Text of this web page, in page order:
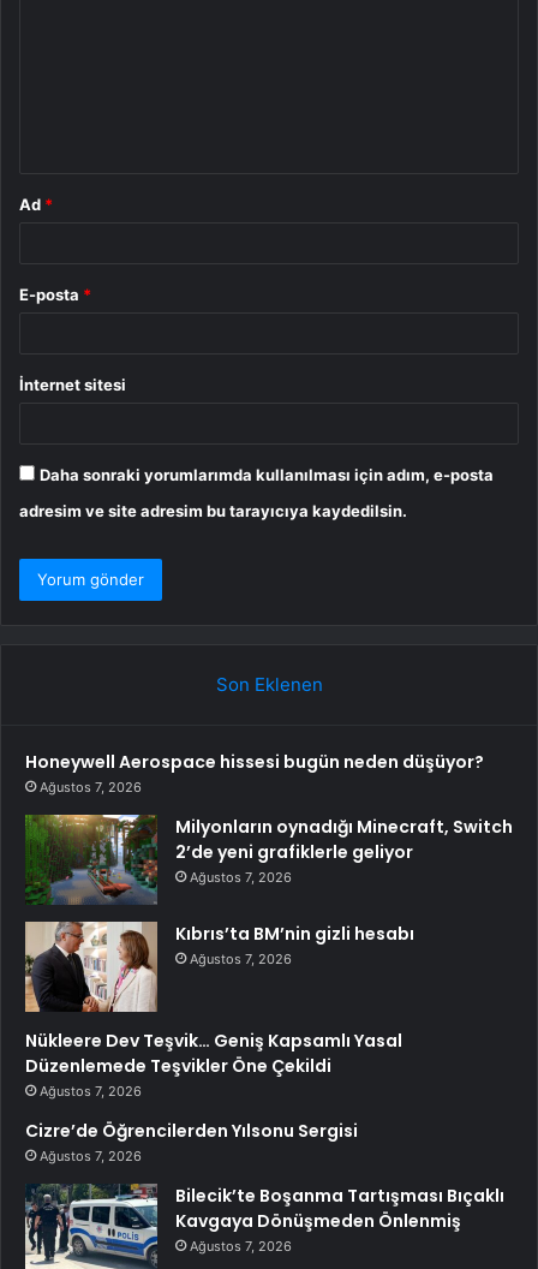
Ad *
E-posta *
İnternet sitesi
Daha sonraki yorumlarımda kullanılması için adım, e-posta
adresim ve site adresim bu tarayıcıya kaydedilsin.
Son Eklenen
Honeywell Aerospace hissesi bugün neden düşüyor?
Ağustos 7, 2026
Milyonların oynadığı Minecraft, Switch
2’de yeni grafiklerle geliyor
Ağustos 7, 2026
Kıbrıs’ta BM’nin gizli hesabı
Ağustos 7, 2026
Nükleere Dev Teşvik… Geniş Kapsamlı Yasal
Düzenlemede Teşvikler Öne Çekildi
Ağustos 7, 2026
Cizre’de Öğrencilerden Yılsonu Sergisi
Ağustos 7, 2026
Bilecik’te Boşanma Tartışması Bıçaklı
Kavgaya Dönüşmeden Önlenmiş
Ağustos 7, 2026